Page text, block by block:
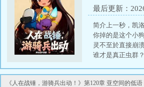
最后更新：
简介上一秒，凯
你掉的是这个小
灵不至於直接崩
谁才是真正虫群
《人在战锤，游骑兵出动！》第120章 亚空间的低语